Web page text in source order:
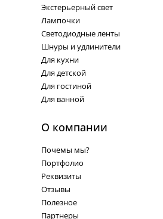
Экстерьерный свет
Лампочки
Светодиодные ленты
Шнуры и удлинители
Для кухни
Для детской
Для гостиной
Для ванной
О компании
Почемы мы?
Портфолио
Реквизиты
Отзывы
Полезное
Партнеры